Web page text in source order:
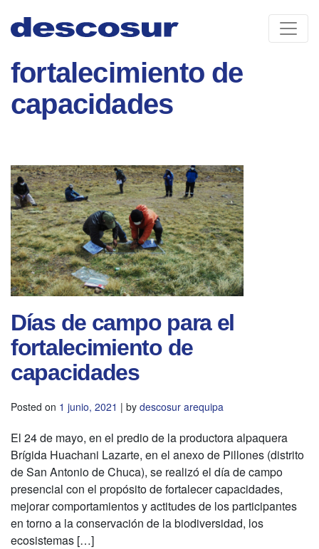
content
fortalecimiento de
capacidades
Días de campo para el
fortalecimiento de
capacidades
Posted on 1 junio, 2021 | by descosur arequipa
El 24 de mayo, en el predio de la productora alpaquera
Brígida Huachani Lazarte, en el anexo de Pillones (distrito
de San Antonio de Chuca), se realizó el día de campo
presencial con el propósito de fortalecer capacidades,
mejorar comportamientos y actitudes de los participantes
en torno a la conservación de la biodiversidad, los
ecosistemas […]